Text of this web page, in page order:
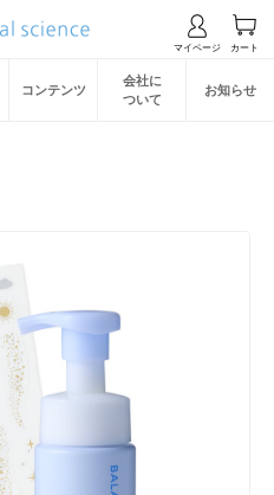
コンテンツ
会社に
ついて
お知らせ